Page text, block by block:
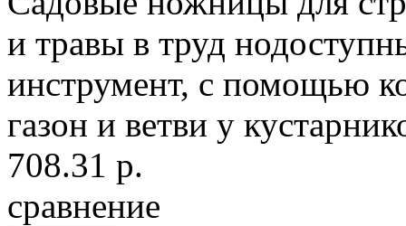
и травы в труд
инструмент, с помощью
газон и ветви у
708.31 р.
сравнение